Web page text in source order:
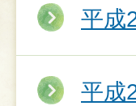
平成
平成